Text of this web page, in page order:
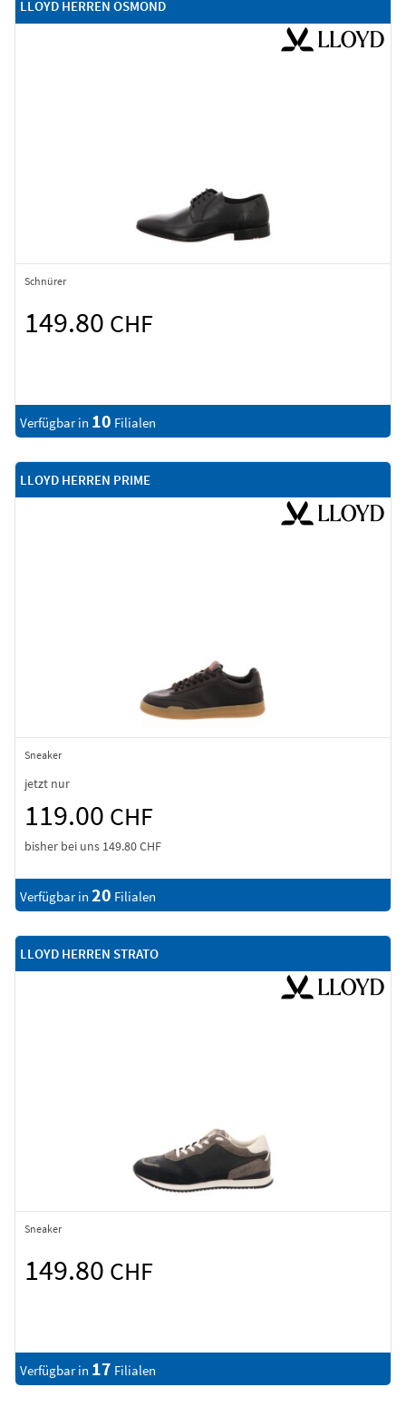
LLOYD HERREN OSMOND
Schnürer
149.80 CHF
Verfügbar in 10 Filialen
LLOYD HERREN PRIME
Sneaker
jetzt nur
119.00 CHF
bisher bei uns 149.80 CHF
Verfügbar in 20 Filialen
LLOYD HERREN STRATO
Sneaker
149.80 CHF
Verfügbar in 17 Filialen